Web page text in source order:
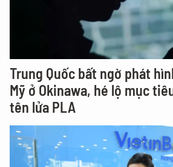
Trung Quốc bất ngờ phát
Mỹ ở Okinawa, hé lộ mục
tên lửa PLA